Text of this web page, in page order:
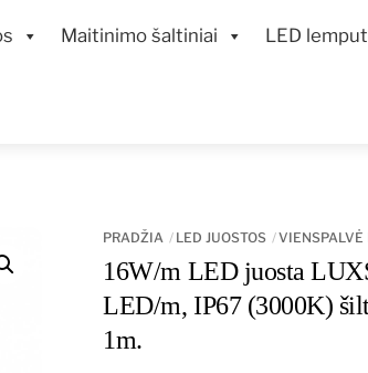
Maitinimo šaltiniai LED
PRADŽIA LED JUOSTOS VIENSPALVĖ
16W/m LED juosta
LED/m, IP67 (3000K)
1m.